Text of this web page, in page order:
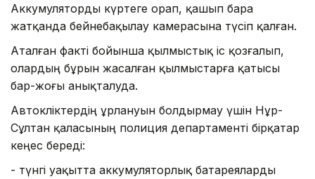
Аккумуляторды күртеге орап, қашып бара
жатқанда бейнебақылау камерасына түсіп қалған.
Аталған факті бойынша қылмыстық іс қозғалып,
олардың бұрын жасалған қылмыстарға қатысы
бар-жоғы анықталуда.
Автокөліктердің ұрлануын болдырмау үшін Нұр-
Сұлтан қаласының полиция департаменті бірқатар
кеңес береді:
- түнгі уақытта аккумуляторлық батареяларды